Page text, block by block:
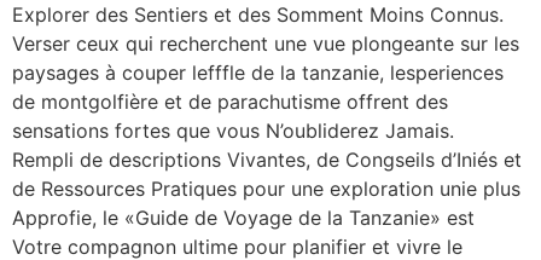
Explorer des Sentiers et des Somment Moins Connus.
Verser ceux qui recherchent une vue plongeante sur les
paysages à couper lefffle de la tanzanie, lesperiences
de montgolfière et de parachutisme offrent des
sensations fortes que vous N’oubliderez Jamais.
Rempli de descriptions Vivantes, de Congseils d’Iniés et
de Ressources Pratiques pour une exploration unie plus
Approfie, le «Guide de Voyage de la Tanzanie» est
Votre compagnon ultime pour planifier et vivre le